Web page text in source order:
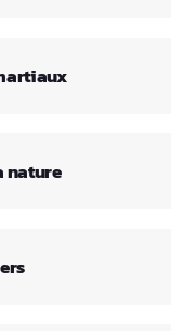
nature